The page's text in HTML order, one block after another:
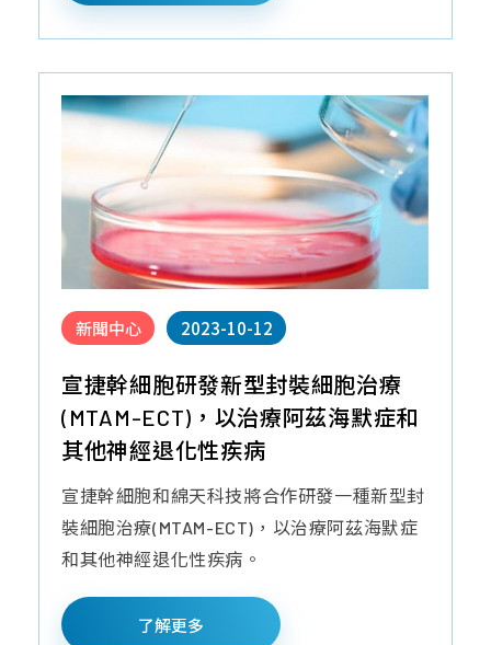
新聞中心 2023-10-12
宣捷幹細胞研發新型封裝細胞治療
(MTAM-ECT)，以治療阿茲海默症和
其他神經退化性疾病
宣捷幹細胞和綿天科技將合作研發一種新型封
裝細胞治療(MTAM-ECT)，以治療阿茲海默症
和其他神經退化性疾病。
了解更多
盤
間
質
幹
細
胞
帶
血
造
幹
細
胞
免
疫
認
證
細
胞
活
性
檢
測
報
告
事
程
問
題
產
品
問